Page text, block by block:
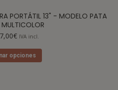
PORTÁTIL 13" - MODELO PATA
€ IVA incl.
opciones